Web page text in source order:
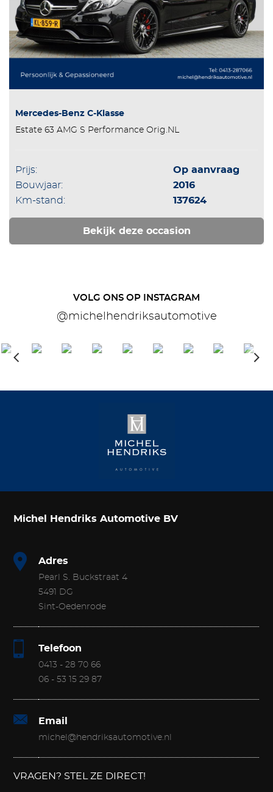
Mercedes-Benz C-Klasse
Estate 63 AMG S Performance Orig.NL
Prijs:
Op aanvraag
Bouwjaar:
2016
Km-stand:
137624
Bekijk deze occasion
VOLG ONS OP INSTAGRAM
@michelhendriksautomotive
Michel Hendriks Automotive BV
Adres
Pearl S. Buckstraat 4
5491 DG
Sint-Oedenrode
Telefoon
0413 - 28 70 66
06 - 53 15 29 87
Email
michel@hendriksautomotive.nl
VRAGEN? STEL ZE DIRECT!